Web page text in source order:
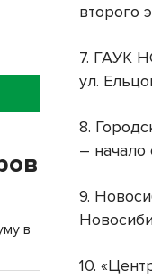
второго
7. ГАУК
ул.
8.
– начало
9.
10.
в